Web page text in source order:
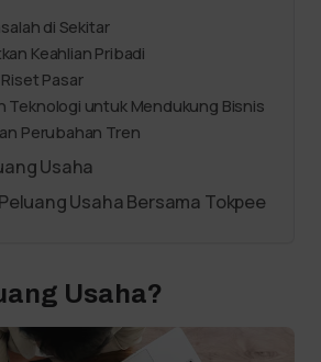
di Sekitar
Keahlian Pribadi
Pasar
Teknologi untuk Mendukung Bisnis
Perubahan Tren
Usaha
Usaha Bersama Tokpee
Usaha?